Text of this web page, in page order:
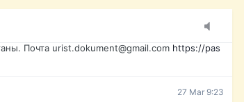
15 Mar 16:47
Почта urist.dokument@gmail.com https://pas
27 Mar 9:23